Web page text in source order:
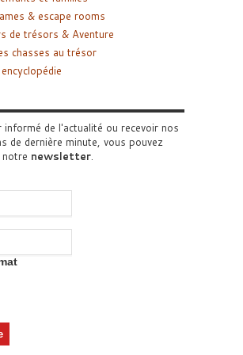
& escape rooms
de trésors & Aventure
chasses au trésor
informé de l'actualité ou recevoir nos
de dernière minute, vous pouvez
notre newsletter.